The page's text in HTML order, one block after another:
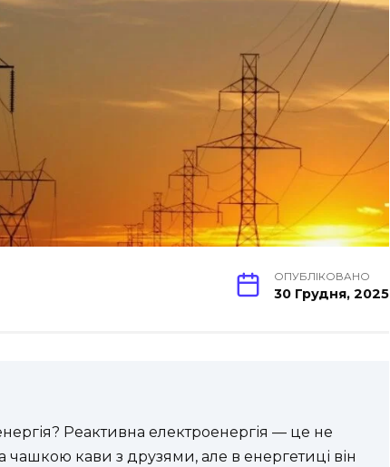
ОПУБЛІКОВАНО
30 Грудня, 2025
Реактивна електроенергія — це не
чашкою кави з друзями, але в енергетиці він